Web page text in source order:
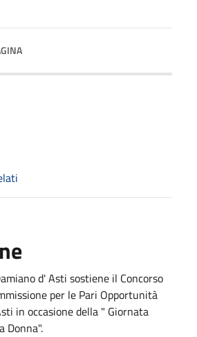
d' Asti sostiene il Concorso
per le Pari Opportunità
in occasione della " Giornata
Donna".